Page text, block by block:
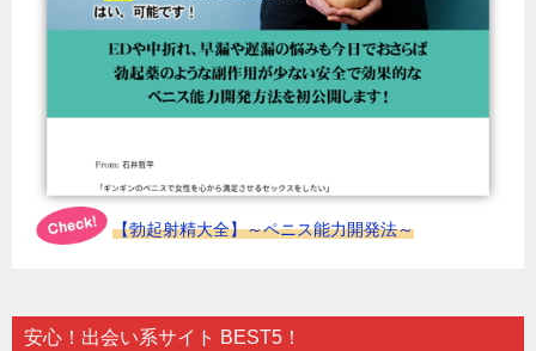
【勃起射精大全】～ペニス能力開発法～
安心！出会い系サイト BEST5！